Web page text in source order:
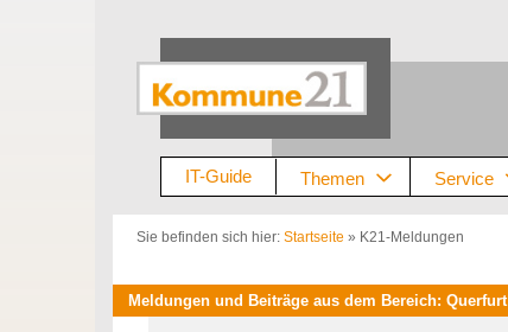
IT-Guide Themen Service
Sie befinden sich hier: Startseite » K21-Meldungen
Meldungen und Beiträge aus dem Bereich: Querfurt